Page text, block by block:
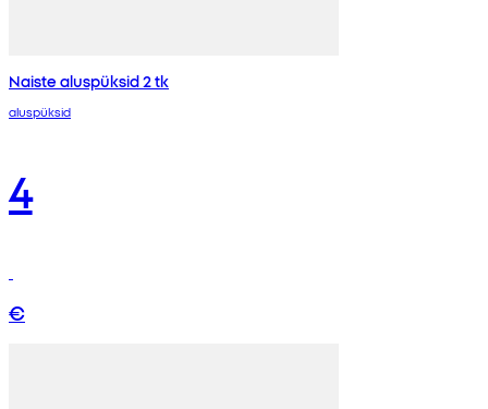
Naiste aluspüksid 2 tk
aluspüksid
4
€